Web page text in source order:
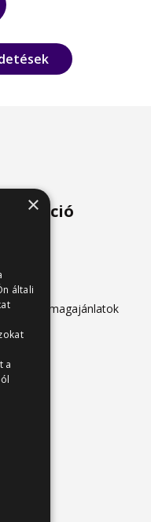
csomagajánlatok
×
általi
a